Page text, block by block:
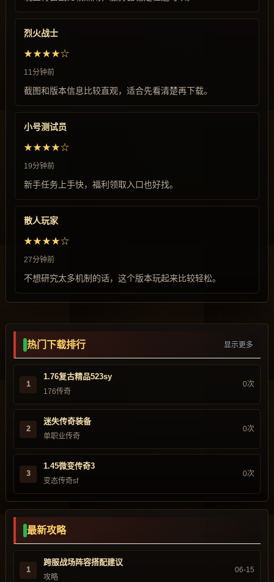
烈火战士
★★★★☆
11分钟前
截图和版本信息比较直观，适合先看清楚再下载。
小号测试员
★★★★☆
19分钟前
新手任务上手快，福利领取入口也好找。
散人玩家
★★★★☆
27分钟前
不想研究太多机制的话，这个版本玩起来比较轻松。
热门下载排行 显示更多
1
1.76复古精品523sy
176传奇
0次
2
迷失传奇装备
单职业传奇
0次
3
1.45微变传奇3
变态传奇sf
0次
最新攻略
1
跨服战场阵容搭配建议
攻略
06-15